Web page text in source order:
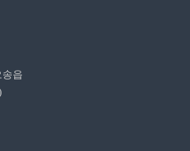
읍